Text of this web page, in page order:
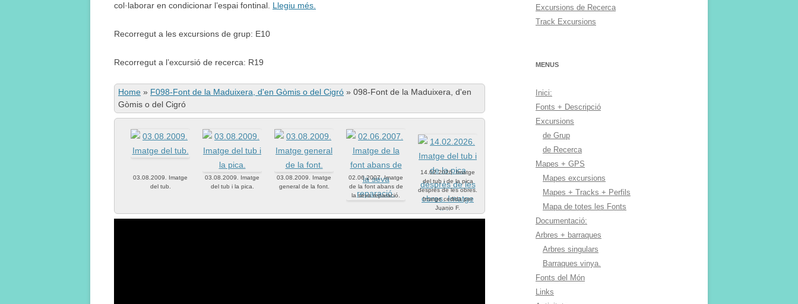
col·laborar en condicionar l’espai fontinal. Llegiu més.
Recorregut a les excursions de grup: E10
Recorregut a l’excursió de recerca: R19
Home » F098-Font de la Maduixera, d'en Gòmis o del Cigró » 098-Font de la Maduixera, d'en
Gòmis o del Cigró
03.08.2009. Imatge
del tub.
03.08.2009. Imatge
del tub i la pica.
03.08.2009. Imatge
general de la font.
02.06.2007. Imatge
de la font abans de
la seva reparació.
14.02.2026. Imatge
del tub i de la pica
després de les obres.
Imatge cedida per
Juanjo F.
Excursions de Recerca
Track Excursions
MENUS
Inici:
Fonts + Descripció
Excursions
de Grup
de Recerca
Mapes + GPS
Mapes excursions
Mapes + Tracks + Perfils
Mapa de totes les Fonts
Documentació:
Arbres + barraques
Arbres singulars
Barraques vinya.
Fonts del Món
Links